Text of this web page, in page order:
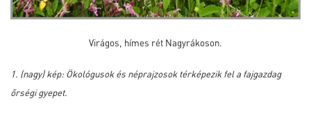
Virágos, hímes rét Nagyrákoson.
1. (nagy) kép: Ökológusok és néprajzosok térképezik fel a fajgazdag
őrségi gyepet.